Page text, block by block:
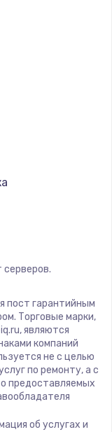
пост гарантийным
Торговые марки,
являются
компаний
не с целью
по ремонту, а с
предоставляемых
об услугах и